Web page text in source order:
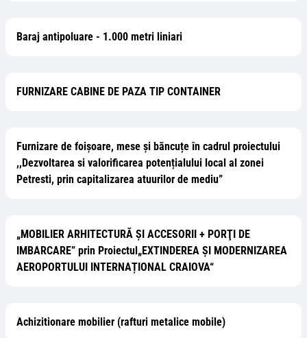
Baraj antipoluare - 1.000 metri liniari
FURNIZARE CABINE DE PAZA TIP CONTAINER
Furnizare de foișoare, mese și băncuțe în cadrul proiectului
,,Dezvoltarea si valorificarea potențialului local al zonei
Petresti, prin capitalizarea atuurilor de mediu”
„MOBILIER ARHITECTURĂ ŞI ACCESORII + PORŢI DE
IMBARCARE” prin Proiectul„EXTINDEREA ȘI MODERNIZAREA
AEROPORTULUI INTERNAȚIONAL CRAIOVA“
Achizitionare mobilier (rafturi metalice mobile)